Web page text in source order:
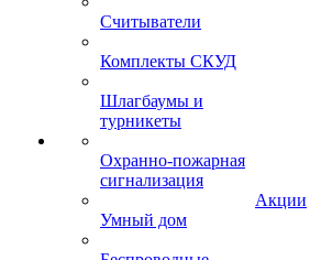
Считыватели
Комплекты СКУД
Шлагбаумы и
турникеты
Охранно-пожарная
сигнализация
Умный дом
Акции